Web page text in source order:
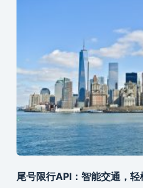
尾号限行API：智能交通，